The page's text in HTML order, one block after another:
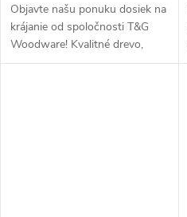
Objavte našu ponuku dosiek na
krájanie od spoločnosti T&G
Woodware! Kvalitné drevo,
funkčný dizajn.